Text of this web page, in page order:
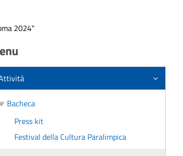
2024"
Bacheca
Press kit
Festival della Cultura Paralimpica